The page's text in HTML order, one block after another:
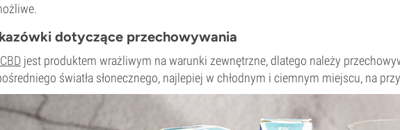
dotyczące przechowywania
jest produktem wrażliwym na warunki zewnętrzne, dlatego należy
światła słonecznego, najlepiej w chłodnym i ciemnym miejscu, na